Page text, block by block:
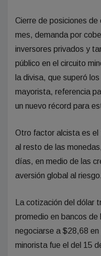
Cierre de posiciones
mes, demanda por
inversores privados y
público en el circuito
la divisa, que superó
mayorista, referencia
un nuevo récord para
Otro factor alcista es el
al resto de las
días, en medio de las
aversión global al riesgo.
La cotización del dólar
promedio en bancos
negociarse a $28,68
minorista fue el del 15